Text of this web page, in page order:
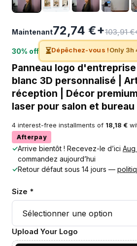
Maintenant72,74 €+103,91
30% off ⏳Dépêchez-vous !Only 3h
Panneau logo
blanc 3D personnalisé |
réception | Décor
laser pour salon et bureau
4 interest-free installments of 18,18 €
Afterpay
✓Arrive bientôt ! Recevez-le d’ici Aug
commandez aujourd’hui
✓Retour défaut sous 14 jours —
Size *
Upload Your Logo